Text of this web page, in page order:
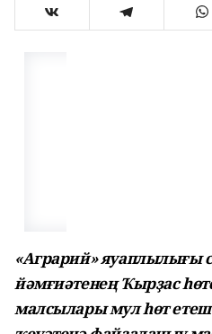
«Аграрий» яуаплылығы
йәмғиәтенең Ҡырҙас
малсылары мул һөт